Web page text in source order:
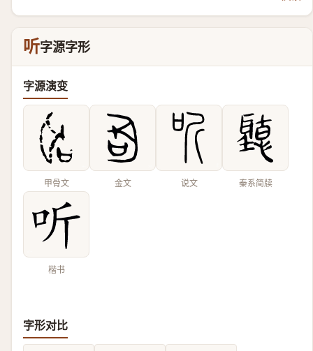
听字源字形
字源演变
甲骨文 金文 说文 秦系简牍
楷书
字形对比